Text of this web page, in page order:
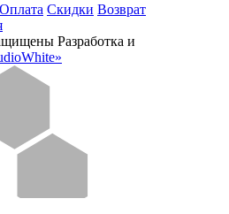
Оплата Скидки Возврат
Разработка и